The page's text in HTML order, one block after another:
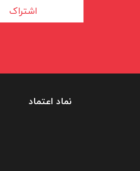
اشتراک
نماد اعتماد